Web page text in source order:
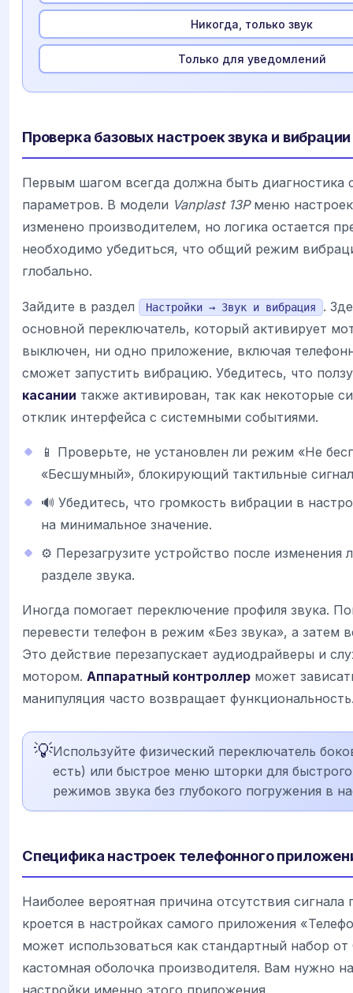
Никогда, только звук
Только для уведомлений
Проверка базовых настроек звука и вибрации
Первым шагом всегда должна быть диагностика
параметров. В модели Vanplast 13Pменю
изменено производителем, но логика остается
необходимо убедиться, что общий режим
глобально.
Зайдите в раздел Настройки → Звук и вибрация
.
основной переключатель, который активирует
выключен, ни одно приложение, включая
сможет запустить вибрацию. Убедитесь, что
касании также активирован, так как некоторые
отклик интерфейса с системными событиями.
📱 Проверьте, не установлен ли режим «Не
«Бесшумный», блокирующий тактильные
🔊 Убедитесь, что громкость вибрации в
на минимальное значение.
⚙️ Перезагрузите устройство после изменения
разделе звука.
Иногда помогает переключение профиля звука.
перевести телефон в режим «Без звука», а затем
Это действие перезапускает аудиодрайверы и
мотором. Аппаратный контроллер может
манипуляция часто возвращает
💡Используйте физический переключатель
есть) или быстрое меню шторки для
режимов звука без глубокого погружения в
Специфика настроек телефонного
Наиболее вероятная причина отсутствия сигнала
кроется в настройках самого приложения
может использоваться как стандартный набор от
кастомная оболочка производителя. Вам нужно
настройки именно этого приложения.